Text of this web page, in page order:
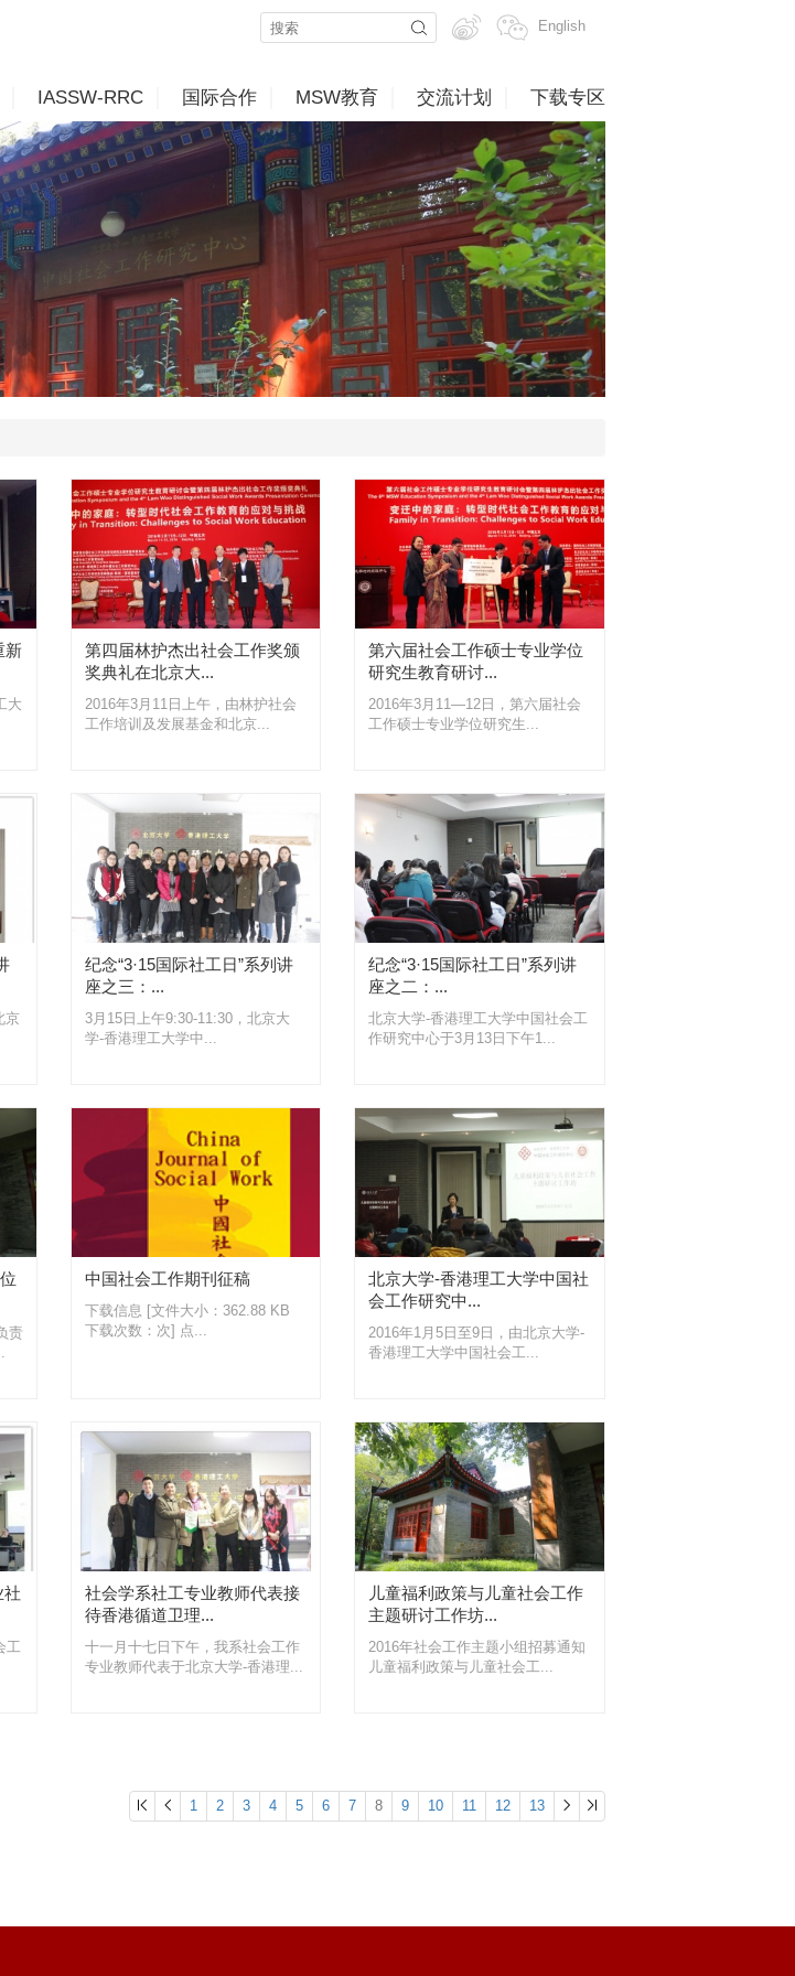
English
IASSW-RRC 国际合作 MSW教育 交流计划 下载专区
新
大
第四届林护杰出社会工作奖颁
奖典礼在北京大...
2016年3月11日上午，由林护社会
工作培训及发展基金和北京...
第六届社会工作硕士专业学位
研究生教育研讨...
2016年3月11—12日，第六届社会
工作硕士专业学位研究生...
京
纪念“3·15国际社工日”系列讲
座之三：...
3月15日上午9:30-11:30，北京大
学-香港理工大学中...
纪念“3·15国际社工日”系列讲
座之二：...
北京大学-香港理工大学中国社会工
作研究中心于3月13日下午1...
责
中国社会工作期刊征稿
下载信息 [文件大小：362.88 KB
下载次数：次] 点...
北京大学-香港理工大学中国社
会工作研究中...
2016年1月5日至9日，由北京大学-
香港理工大学中国社会工...
社
工
社会学系社工专业教师代表接
待香港循道卫理...
十一月十七日下午，我系社会工作
专业教师代表于北京大学-香港理...
儿童福利政策与儿童社会工作
主题研讨工作坊...
2016年社会工作主题小组招募通知
儿童福利政策与儿童社会工...
1 2 3 4 5 6 7 8 9 10 11 12 13